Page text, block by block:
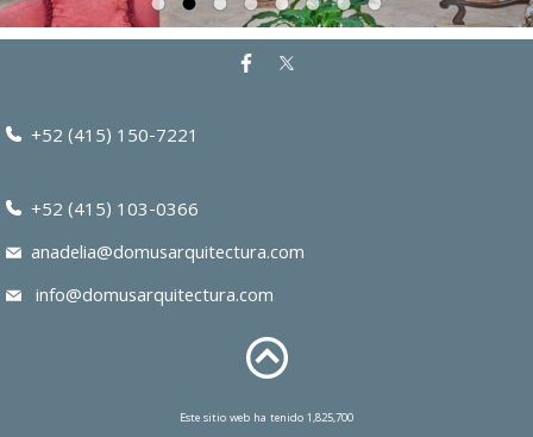
+52 (415) 150-7221
+52 (415) 103-0366
anadelia@domusarquitectura.com
info@domusarquitectura.com
Este sitio web ha tenido 1,825,700